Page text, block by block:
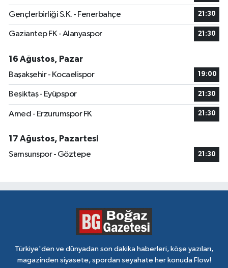
Gençlerbirliği S.K. - Fenerbahçe 21:30
Gaziantep FK - Alanyaspor 21:30
16 Ağustos, Pazar
Başakşehir - Kocaelispor
19:00
Beşiktaş - Eyüpspor 21:30
Amed - Erzurumspor FK 21:30
17 Ağustos, Pazartesi
Samsunspor - Göztepe
21:30
Türkiye'den ve dünyadan son dakika haberleri, köşe yazıları,
magazinden siyasete, spordan seyahate her konuda Flow!